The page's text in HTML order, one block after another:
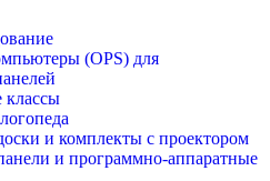
(OPS) для
классы
и комплекты с проектором
и программно-аппаратные